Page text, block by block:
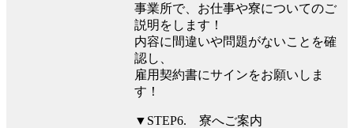
事業所で、お仕事や寮についてのご
説明をします！
内容に間違いや問題がないことを確
認し、
雇用契約書にサインをお願いしま
す！
▼STEP6. 寮へご案内